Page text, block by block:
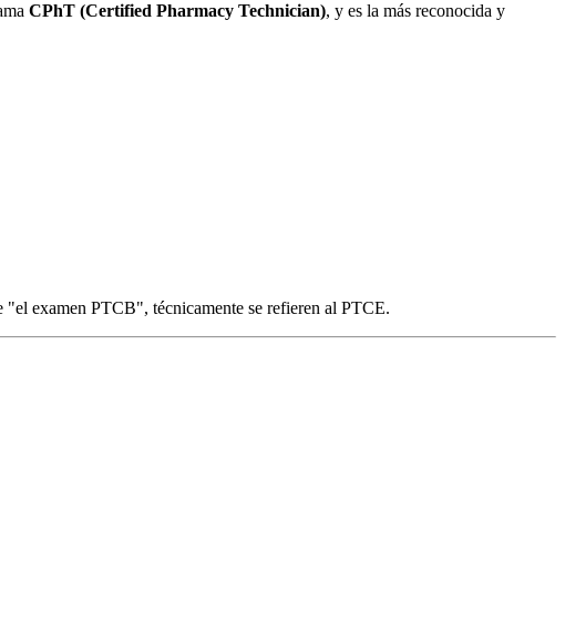
CPhT (Certified Pharmacy Technician), y es la más reconocida y
"el examen PTCB", técnicamente se refieren al PTCE.